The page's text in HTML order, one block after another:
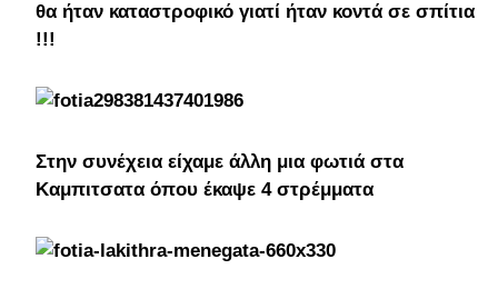
θα ήταν καταστροφικό γιατί ήταν κοντά σε σπίτια
!!!
Στην συνέχεια είχαμε άλλη μια φωτιά στα
Καμπιτσατα όπου έκαψε 4 στρέμματα